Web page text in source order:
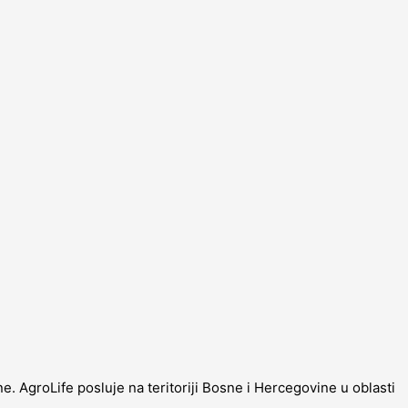
AgroLife posluje na teritoriji Bosne i Hercegovine u oblasti